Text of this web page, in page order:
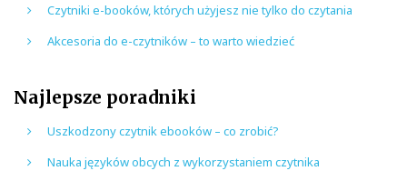
Czytniki e-booków, których użyjesz nie tylko do czytania
Akcesoria do e-czytników – to warto wiedzieć
Najlepsze poradniki
Uszkodzony czytnik ebooków – co zrobić?
Nauka języków obcych z wykorzystaniem czytnika